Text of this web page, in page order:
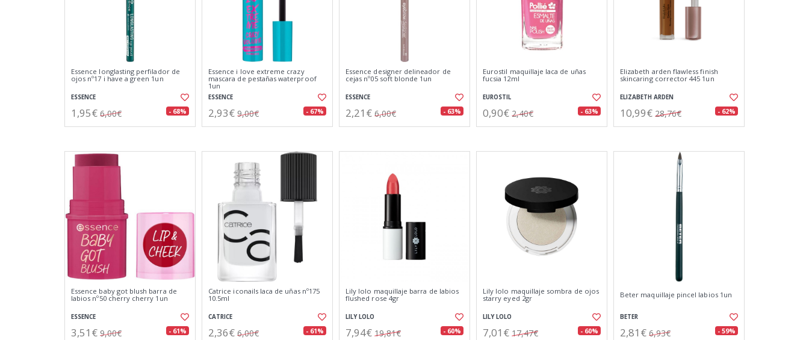
Essence longlasting perfilador de
ojos nº17 i have a green 1un
ESSENCE
1,95€ 6,00€ - 68%
Essence i love extreme crazy
mascara de pestañas waterproof
1un
ESSENCE
2,93€ 9,00€ - 67%
Essence designer delineador de
cejas nº05 soft blonde 1un
ESSENCE
2,21€ 6,00€ - 63%
Eurostil maquillaje laca de uñas
fucsia 12ml
EUROSTIL
0,90€ 2,40€ - 63%
Elizabeth arden flawless finish
skincaring corrector 445 1un
ELIZABETH ARDEN
10,99€ 28,76€ - 62%
Essence baby got blush barra de
labios nº50 cherry cherry 1un
ESSENCE
3,51€ 9,00€ - 61%
Catrice iconails laca de uñas nº175
10.5ml
CATRICE
2,36€ 6,00€ - 61%
Lily lolo maquillaje barra de labios
flushed rose 4gr
LILY LOLO
7,94€ 19,81€ - 60%
Lily lolo maquillaje sombra de ojos
starry eyed 2gr
LILY LOLO
7,01€ 17,47€ - 60%
Beter maquillaje pincel labios 1un
BETER
2,81€ 6,93€ - 59%